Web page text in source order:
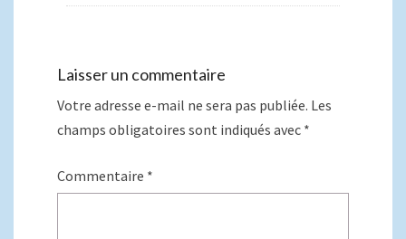
Laisser un commentaire
Votre adresse e-mail ne sera pas publiée. Les
champs obligatoires sont indiqués avec *
Commentaire *